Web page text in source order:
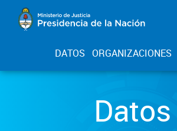
DATOS ORGANIZACIONES
Datos